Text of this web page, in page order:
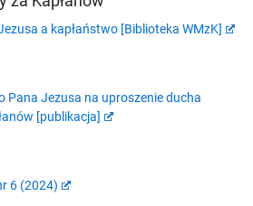
a kapłaństwo [Biblioteka WMzK]
Pana Jezusa na uproszenie ducha
[publikacja]
6 (2024)